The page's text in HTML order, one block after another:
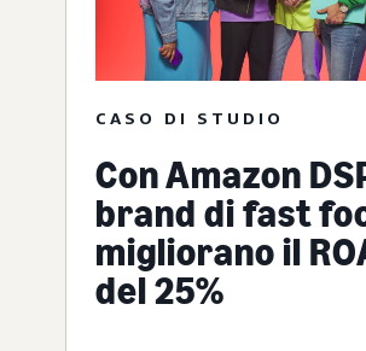
CASO DI STUDIO
Con Amazon
brand di fast
migliorano il
del 25%